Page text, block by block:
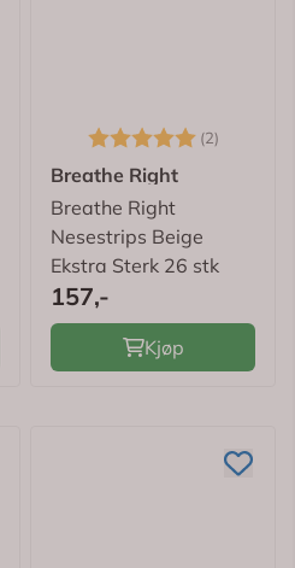
av 5 muligeKarakter: (2)
Breathe Right
Breathe Right
Nesestrips Beige
Ekstra Sterk 26 stk
157,-
Kjøp